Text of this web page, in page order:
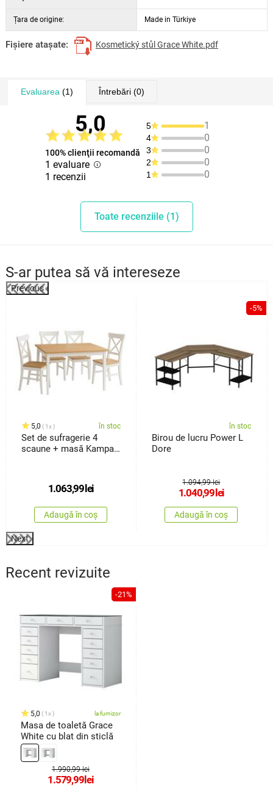
momente de liniște și îngrijire personală. Combinația dintre
funcționalitate, stil și calitate o transformă într-o piesă de mobilier
atemporală, pe care o veți îndrăgi rapid.
Țara de origine: Made in Türkiye
Fişiere ataşate: Kosmetický stůl Grace White.pdf
Evaluarea (1) Întrebări(0)
5,0
100% clienţii recomandă
1 evaluare
1 recenzii
5 1
4 0
3 0
2 0
1 0
Toate recenziile (1)
S-ar putea să vă intereseze
Previous
5,0 1x în stoc
Set de sufragerie 4
scaune + masă Kampali,
1.063,99lei
Adaugă în coș
-5%
în stoc
Birou de lucru Power L
Dore
1.094,99 lei
1.040,99lei
Adaugă în coș
Next
Recent revizuite
-21%
5,0 1x la furnizor
Masa de toaletă Grace
White cu blat din sticlă
1.990,99 lei
1.579,99 lei